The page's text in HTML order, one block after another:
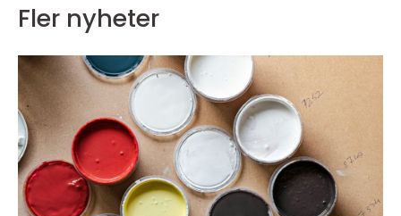
Fler nyheter